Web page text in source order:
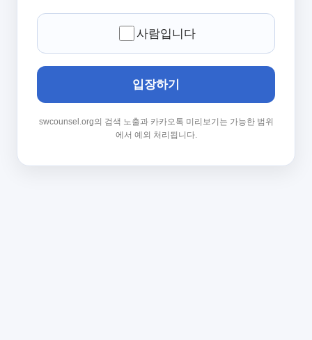
사람입니다
입장하기
swcounsel.org의 검색 노출과 카카오톡 미리보기는 가능한 범위
에서 예외 처리됩니다.